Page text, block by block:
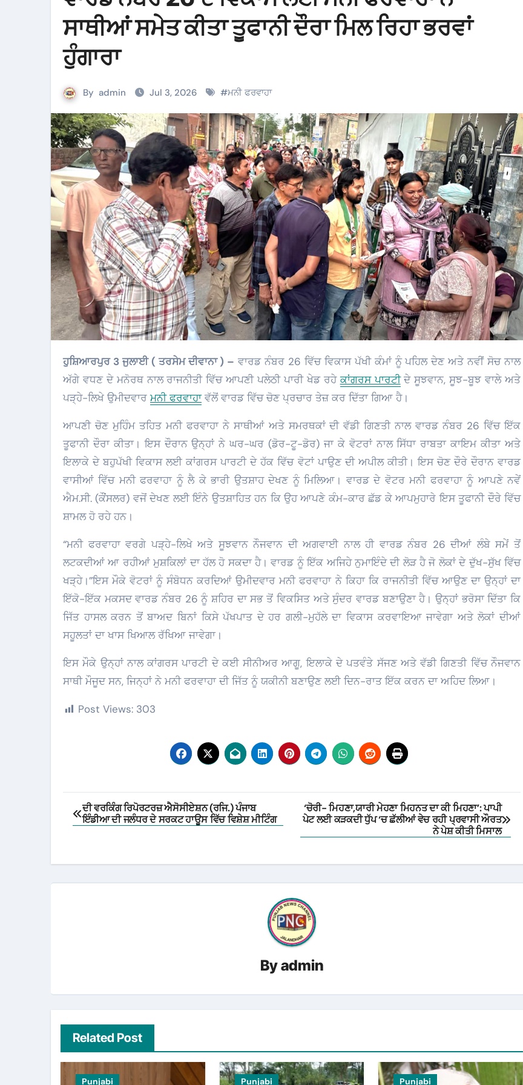
ਸਾਥੀਆਂ ਸਮੇਤ ਕੀਤਾ ਤੂਫਾਨੀ ਦੌਰਾ ਮਿਲ ਰਿਹਾ ਭਰਵਾਂ
ਹੁੰਗਾਰਾ
By admin Jul 3, 2026 #ਮਨੀ ਫਰਵਾਹਾ
ਹੁਸ਼ਿਆਰਪੁਰ 3 ਜੁਲਾਈ ( ਤਰਸੇਮ ਦੀਵਾਨਾ ) – ਵਾਰਡ ਨੰਬਰ 26 ਵਿੱਚ ਵਿਕਾਸ ਪੱਖੀ ਕੰਮਾਂ ਨੂੰ ਪਹਿਲ ਦੇਣ ਅਤੇ ਨਵੀਂ ਸੋਚ ਨਾਲ
ਅੱਗੇ ਵਧਣ ਦੇ ਮਨੋਰਥ ਨਾਲ ਰਾਜਨੀਤੀ ਵਿੱਚ ਆਪਣੀ ਪਲੇਠੀ ਪਾਰੀ ਖੇਡ ਰਹੇਕਾਂਗਰਸ ਪਾਰਟੀਦੇ ਸੂਝਵਾਨ, ਸੂਝ-ਬੂਝ ਵਾਲੇ ਅਤੇ
ਪੜ੍ਹੇ-ਲਿਖੇ ਉਮੀਦਵਾਰਮਨੀ ਫਰਵਾਹਾਵੱਲੋਂ ਵਾਰਡ ਵਿੱਚ ਚੋਣ ਪ੍ਰਚਾਰ ਤੇਜ਼ ਕਰ ਦਿੱਤਾ ਗਿਆ ਹੈ।
​ਆਪਣੀ ਚੋਣ ਮੁਹਿੰਮ ਤਹਿਤ ਮਨੀ ਫਰਵਾਹਾ ਨੇ ਸਾਥੀਆਂ ਅਤੇ ਸਮਰਥਕਾਂ ਦੀ ਵੱਡੀ ਗਿਣਤੀ ਨਾਲ ਵਾਰਡ ਨੰਬਰ 26 ਵਿੱਚ ਇੱਕ
ਤੂਫਾਨੀ ਦੌਰਾ ਕੀਤਾ। ਇਸ ਦੌਰਾਨ ਉਨ੍ਹਾਂ ਨੇ ਘਰ-ਘਰ (ਡੋਰ-ਟੂ-ਡੋਰ) ਜਾ ਕੇ ਵੋਟਰਾਂ ਨਾਲ ਸਿੱਧਾ ਰਾਬਤਾ ਕਾਇਮ ਕੀਤਾ ਅਤੇ
ਇਲਾਕੇ ਦੇ ਬਹੁਪੱਖੀ ਵਿਕਾਸ ਲਈ ਕਾਂਗਰਸ ਪਾਰਟੀ ਦੇ ਹੱਕ ਵਿੱਚ ਵੋਟਾਂ ਪਾਉਣ ਦੀ ਅਪੀਲ ਕੀਤੀ। ਇਸ ਚੋਣ ਦੌਰੇ ਦੌਰਾਨ ਵਾਰਡ
ਵਾਸੀਆਂ ਵਿੱਚ ਮਨੀ ਫਰਵਾਹਾ ਨੂੰ ਲੈ ਕੇ ਭਾਰੀ ਉਤਸ਼ਾਹ ਦੇਖਣ ਨੂੰ ਮਿਲਿਆ। ਵਾਰਡ ਦੇ ਵੋਟਰ ਮਨੀ ਫਰਵਾਹਾ ਨੂੰ ਆਪਣੇ ਨਵੇਂ
ਐਮ.ਸੀ. (ਕੌਂਸਲਰ) ਵਜੋਂ ਦੇਖਣ ਲਈ ਇੰਨੇ ਉਤਸ਼ਾਹਿਤ ਹਨ ਕਿ ਉਹ ਆਪਣੇ ਕੰਮ-ਕਾਰ ਛੱਡ ਕੇ ਆਪਮੁਹਾਰੇ ਇਸ ਤੂਫਾਨੀ ਦੌਰੇ ਵਿੱਚ
ਸ਼ਾਮਲ ਹੋ ਰਹੇ ਹਨ।
“ਮਨੀ ਫਰਵਾਹਾ ਵਰਗੇ ਪੜ੍ਹੇ-ਲਿਖੇ ਅਤੇ ਸੂਝਵਾਨ ਨੌਜਵਾਨ ਦੀ ਅਗਵਾਈ ਨਾਲ ਹੀ ਵਾਰਡ ਨੰਬਰ 26 ਦੀਆਂ ਲੰਬੇ ਸਮੇਂ ਤੋਂ
ਲਟਕਦੀਆਂ ਆ ਰਹੀਆਂ ਮੁਸ਼ਕਿਲਾਂ ਦਾ ਹੱਲ ਹੋ ਸਕਦਾ ਹੈ। ਵਾਰਡ ਨੂੰ ਇੱਕ ਅਜਿਹੇ ਨੁਮਾਇੰਦੇ ਦੀ ਲੋੜ ਹੈ ਜੋ ਲੋਕਾਂ ਦੇ ਦੁੱਖ-ਸੁੱਖ ਵਿੱਚ
ਖੜ੍ਹੇ।”ਇਸ ਮੌਕੇ ਵੋਟਰਾਂ ਨੂੰ ਸੰਬੋਧਨ ਕਰਦਿਆਂ ਉਮੀਦਵਾਰ ਮਨੀ ਫਰਵਾਹਾ ਨੇ ਕਿਹਾ ਕਿ ਰਾਜਨੀਤੀ ਵਿੱਚ ਆਉਣ ਦਾ ਉਨ੍ਹਾਂ ਦਾ
ਇੱਕੋ-ਇੱਕ ਮਕਸਦ ਵਾਰਡ ਨੰਬਰ 26 ਨੂੰ ਸ਼ਹਿਰ ਦਾ ਸਭ ਤੋਂ ਵਿਕਸਿਤ ਅਤੇ ਸੁੰਦਰ ਵਾਰਡ ਬਣਾਉਣਾ ਹੈ। ਉਨ੍ਹਾਂ ਭਰੋਸਾ ਦਿੱਤਾ ਕਿ
ਜਿੱਤ ਹਾਸਲ ਕਰਨ ਤੋਂ ਬਾਅਦ ਬਿਨਾਂ ਕਿਸੇ ਪੱਖਪਾਤ ਦੇ ਹਰ ਗਲੀ-ਮੁਹੱਲੇ ਦਾ ਵਿਕਾਸ ਕਰਵਾਇਆ ਜਾਵੇਗਾ ਅਤੇ ਲੋਕਾਂ ਦੀਆਂ
ਸਹੂਲਤਾਂ ਦਾ ਖਾਸ ਖਿਆਲ ਰੱਖਿਆ ਜਾਵੇਗਾ।
​ਇਸ ਮੌਕੇ ਉਨ੍ਹਾਂ ਨਾਲ ਕਾਂਗਰਸ ਪਾਰਟੀ ਦੇ ਕਈ ਸੀਨੀਅਰ ਆਗੂ, ਇਲਾਕੇ ਦੇ ਪਤਵੰਤੇ ਸੱਜਣ ਅਤੇ ਵੱਡੀ ਗਿਣਤੀ ਵਿੱਚ ਨੌਜਵਾਨ
ਸਾਥੀ ਮੌਜੂਦ ਸਨ, ਜਿਨ੍ਹਾਂ ਨੇ ਮਨੀ ਫਰਵਾਹਾ ਦੀ ਜਿੱਤ ਨੂੰ ਯਕੀਨੀ ਬਣਾਉਣ ਲਈ ਦਿਨ-ਰਾਤ ਇੱਕ ਕਰਨ ਦਾ ਅਹਿਦ ਲਿਆ।
Post Views: 303
Post
navigation
ਦੀ ਵਰਕਿੰਗ ਰਿਪੋਰਟਰਜ਼ ਐਸੋਸੀਏਸ਼ਨ (ਰਜਿ.) ਪੰਜਾਬ
ਇੰਡੀਆ ਦੀ ਜਲੰਧਰ ਦੇ ਸਰਕਟ ਹਾਊਸ ਵਿੱਚ ਵਿਸ਼ੇਸ਼ ਮੀਟਿੰਗ
‘ਚੋਰੀ- ਮਿਹਣਾ,ਯਾਰੀ ਮੇਹਣਾ ਮਿਹਨਤ ਦਾ ਕੀ ਮਿਹਣਾ’: ਪਾਪੀ
ਪੇਟ ਲਈ ਕੜਕਦੀ ਧੁੱਪ ‘ਚ ਛੱਲੀਆਂ ਵੇਚ ਰਹੀ ਪ੍ਰਵਾਸੀ ਔਰਤ
ਨੇ ਪੇਸ਼ ਕੀਤੀ ਮਿਸਾਲ
Byadmin
Related Post
Punjabi Punjabi Punjabi